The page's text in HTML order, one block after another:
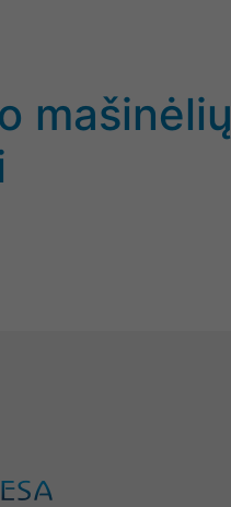
mašinėlių